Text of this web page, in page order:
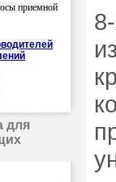
приемной
для